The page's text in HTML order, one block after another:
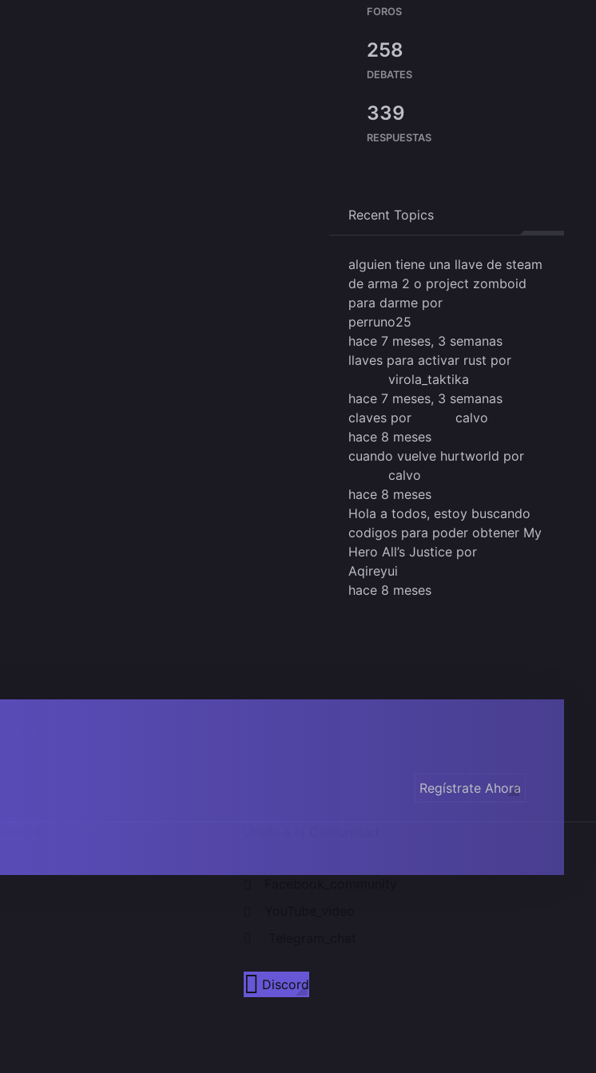
FOROS
258
DEBATES
339
RESPUESTAS
Recent Topics
alguien tiene una llave de steam
de arma 2 o project zomboid
para darme por
perruno25
hace 7 meses, 3 semanas
llaves para activar rust por
virola_taktika
hace 7 meses, 3 semanas
claves por
calvo
hace 8 meses
cuando vuelve hurtworld por
calvo
hace 8 meses
Hola a todos, estoy buscando
codigos para poder obtener My
Hero All’s Justice por
Aqireyui
hace 8 meses
Regístrate Ahora
Discord